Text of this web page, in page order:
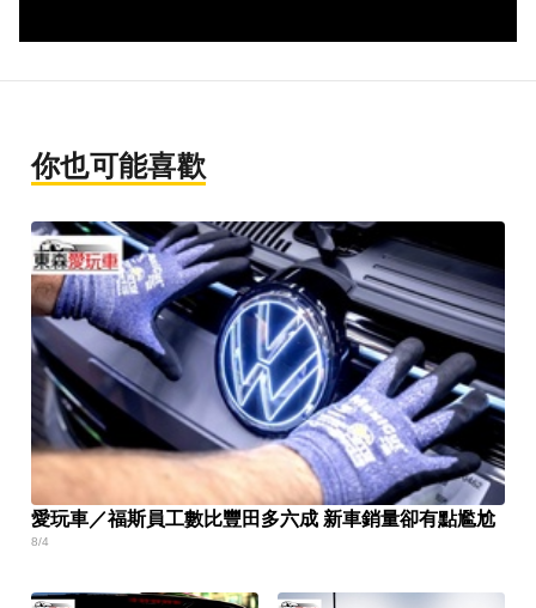
你也可能喜歡
愛玩車／福斯員工數比豐田多六成 新車銷量卻有點尷尬
8/4